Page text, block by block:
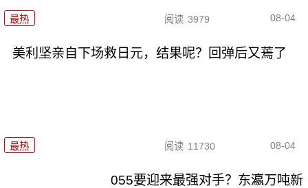
最热 阅读 3979 08-04
美利坚亲自下场救日元，结果呢？回弹后又蔫了
最热 阅读 11730 08-04
055要迎来最强对手？东瀛万吨新